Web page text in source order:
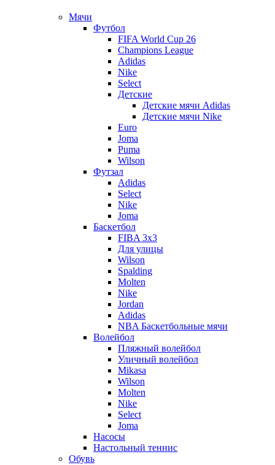
Мячи
Футбол
FIFA World Cup 26
Champions League
Adidas
Nike
Select
Детские
Детские мячи Adidas
Детские мячи Nike
Euro
Joma
Puma
Wilson
Футзал
Adidas
Select
Nike
Joma
Баскетбол
FIBA 3x3
Для улицы
Wilson
Spalding
Molten
Nike
Jordan
Adidas
NBA Баскетбольные мячи
Волейбол
Пляжный волейбол
Уличный волейбол
Mikasa
Wilson
Molten
Nike
Select
Joma
Насосы
Настольный теннис
Обувь